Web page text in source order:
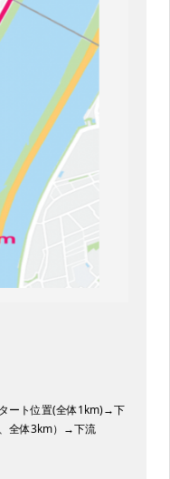
ート位置(全体1km)→下
全体3km）→下流